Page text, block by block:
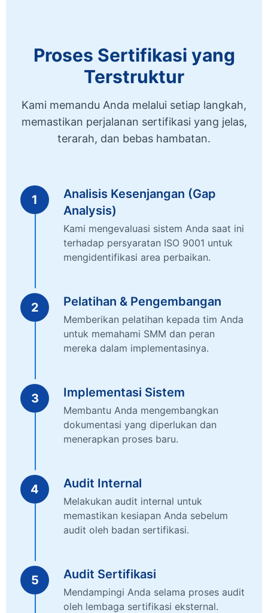
Proses Sertifikasi yang
Terstruktur
Kami memandu Anda melalui setiap langkah,
memastikan perjalanan sertifikasi yang jelas,
terarah, dan bebas hambatan.
1
Analisis Kesenjangan (Gap
Analysis)
Kami mengevaluasi sistem Anda saat ini
terhadap persyaratan ISO 9001 untuk
mengidentifikasi area perbaikan.
2 Pelatihan & Pengembangan
Memberikan pelatihan kepada tim Anda
untuk memahami SMM dan peran
mereka dalam implementasinya.
3 Implementasi Sistem
Membantu Anda mengembangkan
dokumentasi yang diperlukan dan
menerapkan proses baru.
4 Audit Internal
Melakukan audit internal untuk
memastikan kesiapan Anda sebelum
audit oleh badan sertifikasi.
5 Audit Sertifikasi
Mendampingi Anda selama proses audit
oleh lembaga sertifikasi eksternal.